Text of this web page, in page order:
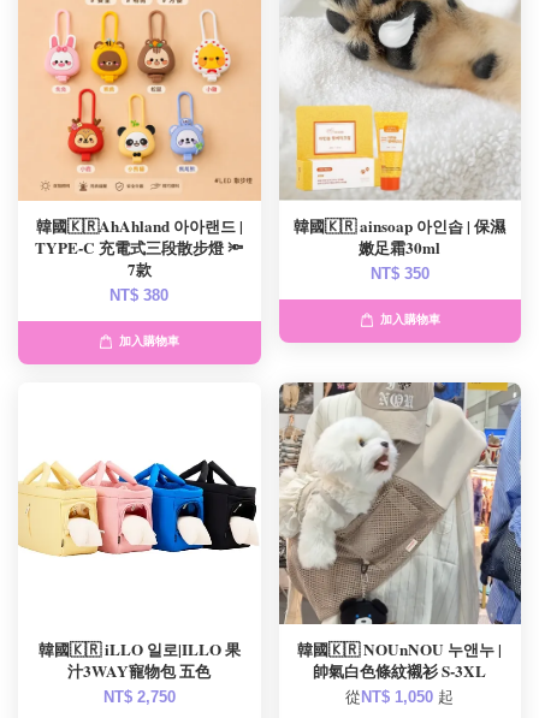
韓國🇰🇷AhAhland 아아랜드 |
TYPE-C 充電式三段散步燈 🔦
7款
NT$ 380
加入購物車
韓國🇰🇷 ainsoap 아인솝 | 保濕
嫩足霜30ml
NT$ 350
加入購物車
韓國🇰🇷 iLLO 일로|ILLO 果
汁3WAY寵物包 五色
NT$ 2,750
韓國🇰🇷 NOUnNOU 누앤누 |
帥氣白色條紋襯衫 S-3XL
從 NT$ 1,050 起